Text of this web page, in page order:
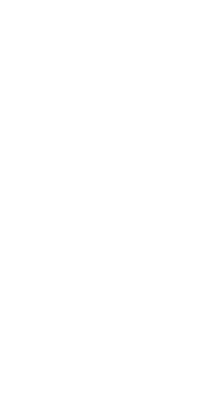
véhicule au
?
L'IMPORT
DEPUIS
des cas. Que vous
un utilitaire ou un
européens offrent
les segments.
peuvent
mais notre